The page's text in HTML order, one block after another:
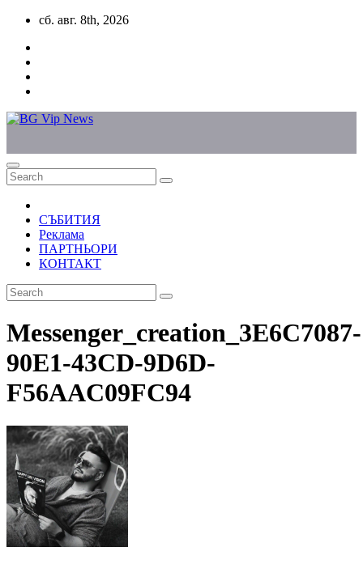
Skip
content
сб. авг. 8th, 2026
СЪБИТИЯ
Реклама
ПАРТНЬОРИ
КОНТАКТ
Messenger_creation_3E6C7087-
90E1-43CD-9D6D-
F56AAC09FC94